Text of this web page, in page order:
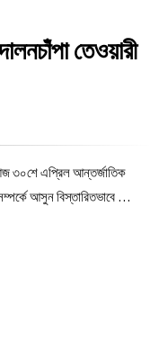
তেওয়ারী
৩০শে এপ্রিল আন্তর্জাতিক
আসুন বিস্তারিতভাবে …